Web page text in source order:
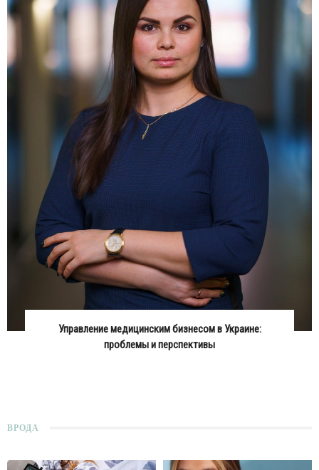
Управление медицинским бизнесом в Украине:
проблемы и перспективы
ВРОДА